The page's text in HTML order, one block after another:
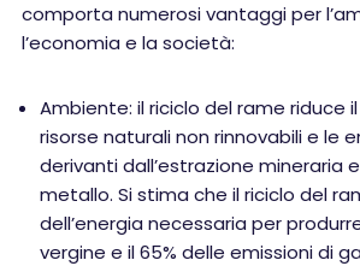
comporta numerosi vantaggi per
l’economia e la società:
Ambiente: il riciclo del rame riduce
risorse naturali non rinnovabili e le
derivanti dall’estrazione mineraria
metallo. Si stima che il riciclo del
dell’energia necessaria per
vergine e il 65% delle emissioni di